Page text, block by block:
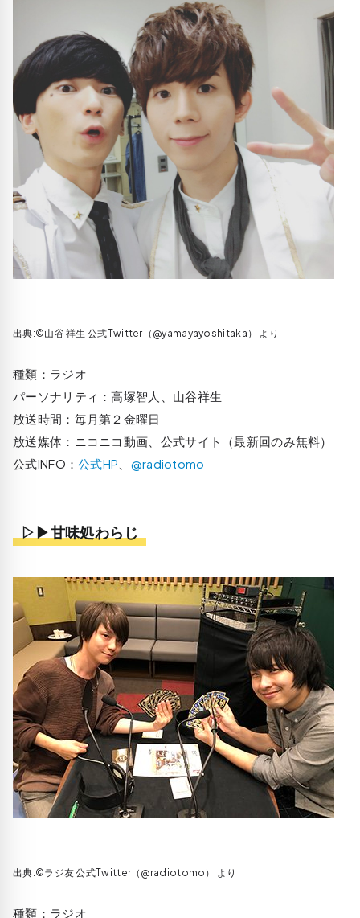
出典:©山谷 祥生‏ 公式Twitter（@yamayayoshitaka） より
種類：ラジオ
パーソナリティ：高塚智人、山谷祥生
放送時間：毎月第２金曜日
放送媒体：ニコニコ動画、公式サイト（最新回のみ無料）
公式INFO：公式HP @radiotomo
▷▶甘味処わらじ
出典:©ラジ友‏ 公式Twitter（@radiotomo） より
種類：ラジオ